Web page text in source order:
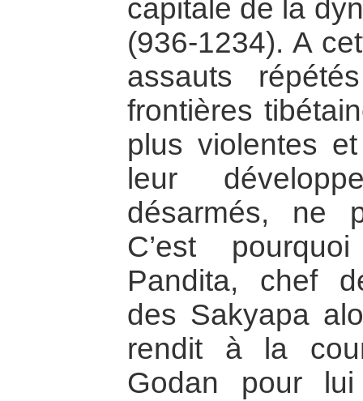
capitale de la
(936-1234). A
assauts
frontières
plus violentes
leur
désarmés, ne
C’est
Pandita, chef
des Sakyapa
rendit à la
Godan pour